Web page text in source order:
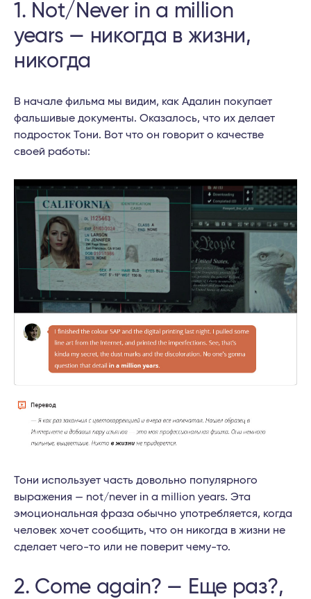
1. Not/Never in a million
years — никогда в жизни,
никогда
В начале фильма мы видим, как Адалин покупает
фальшивые документы. Оказалось, что их делает
подросток Тони. Вот что он говорит о качестве
своей работы:
Тони использует часть довольно популярного
выражения — not/never in a million years. Эта
эмоциональная фраза обычно употребляется, когда
человек хочет сообщить, что он никогда в жизни не
сделает чего-то или не поверит чему-то.
2. Come again? — Еще раз?,